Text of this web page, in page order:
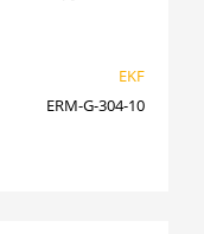
EKF
ERM-G-304-10